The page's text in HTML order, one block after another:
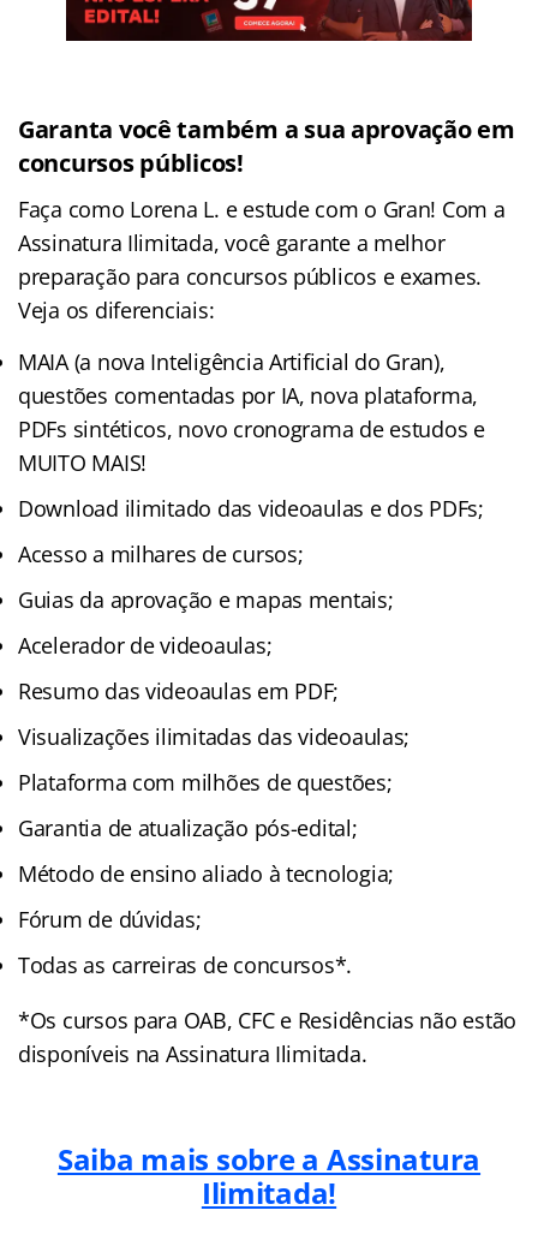
Garanta você também a sua aprovação em
concursos públicos!
Faça como Lorena L. e estude com o Gran! Com a
Assinatura Ilimitada, você garante a melhor
preparação para concursos públicos e exames.
Veja os diferenciais:
MAIA (a nova Inteligência Artificial do Gran),
questões comentadas por IA, nova plataforma,
PDFs sintéticos, novo cronograma de estudos e
MUITO MAIS!
Download ilimitado das videoaulas e dos PDFs;
Acesso a milhares de cursos;
Guias da aprovação e mapas mentais;
Acelerador de videoaulas;
Resumo das videoaulas em PDF;
Visualizações ilimitadas das videoaulas;
Plataforma com milhões de questões;
Garantia de atualização pós-edital;
Método de ensino aliado à tecnologia;
Fórum de dúvidas;
Todas as carreiras de concursos*.
*Os cursos para OAB, CFC e Residências não estão
disponíveis na Assinatura Ilimitada.
Saiba mais sobre a Assinatura
Ilimitada!